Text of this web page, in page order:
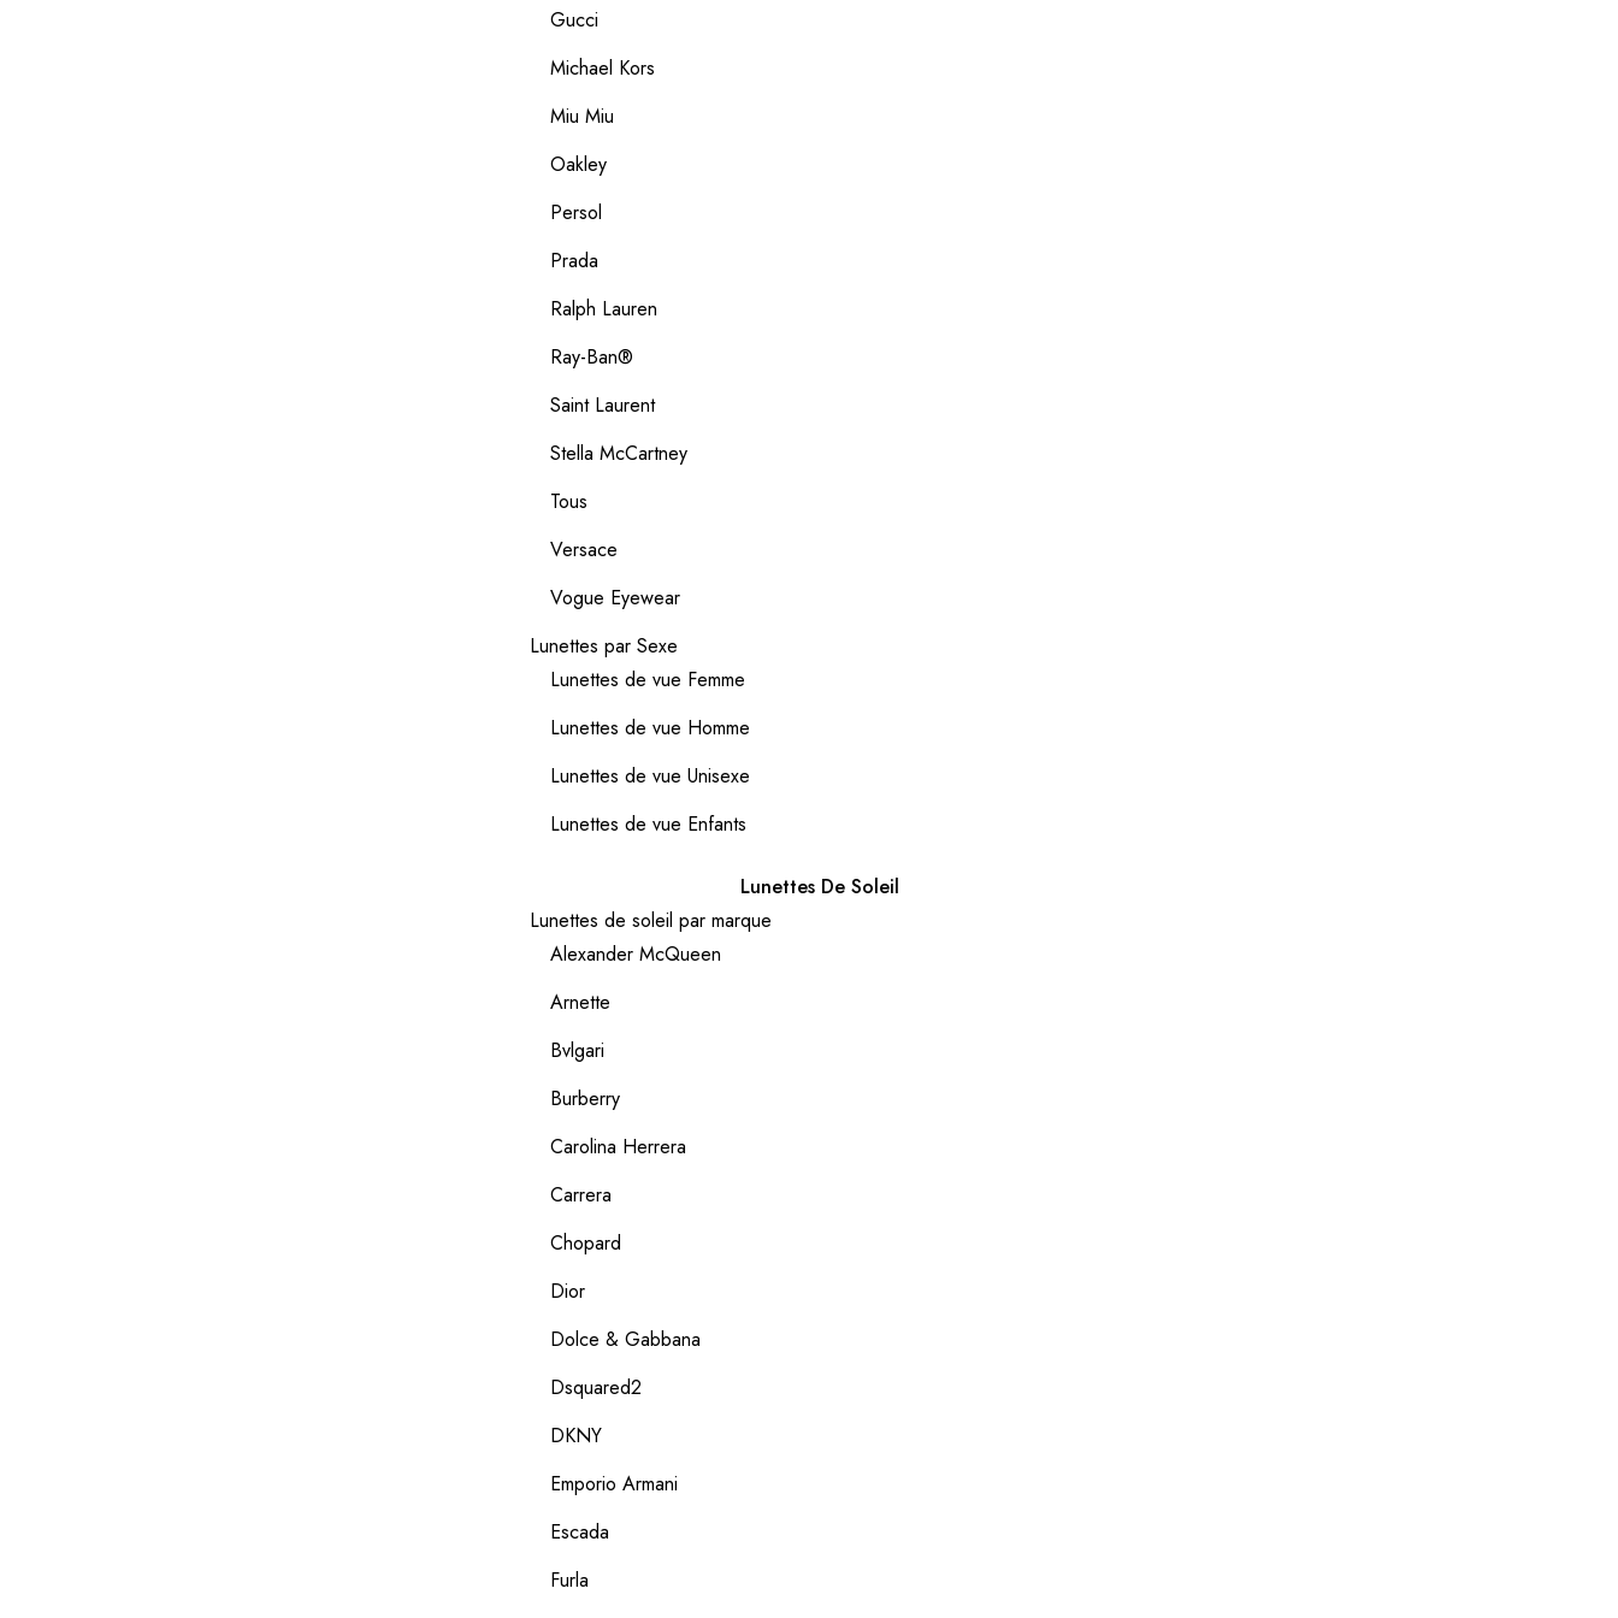
Gucci
Michael Kors
Miu Miu
Oakley
Persol
Prada
Ralph Lauren
Ray-Ban®
Saint Laurent
Stella McCartney
Tous
Versace
Vogue Eyewear
Lunettes par Sexe
Lunettes de vue Femme
Lunettes de vue Homme
Lunettes de vue Unisexe
Lunettes de vue Enfants
Lunettes De Soleil
Lunettes de soleil par marque
Alexander McQueen
Arnette
Bvlgari
Burberry
Carolina Herrera
Carrera
Chopard
Dior
Dolce & Gabbana
Dsquared2
DKNY
Emporio Armani
Escada
Furla